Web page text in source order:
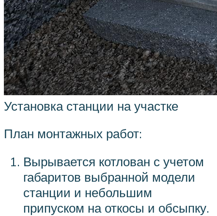
Установка станции на участке
План монтажных работ:
Вырывается котлован с учетом
габаритов выбранной модели
станции и небольшим
припуском на откосы и обсыпку.